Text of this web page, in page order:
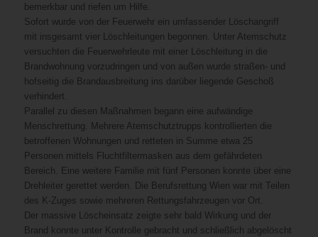
bemerkbar und riefen um Hilfe.
Sofort wurde von der Feuerwehr ein umfassender Löschangriff
mit insgesamt vier Löschleitungen begonnen. Unter Atemschutz
versuchten die Feuerwehrleute mit einer Löschleitung in die
Brandwohnung vorzudringen und von außen wurde straßen- und
hofseitig die Brandausbreitung ins darüber liegende Geschoß
verhindert.
Parallel zu diesen Maßnahmen begann eine aufwändige
Menschrettung. Mehrere Atemschutztrupps kontrollierten die
betroffenen Wohnungen und retteten in Summe etwa 25
Personen mittels Fluchtfiltermasken aus dem gefährdeten
Bereich. Eine weitere Familie mit fünf Personen konnte über eine
Drehleiter gerettet werden. Die Berufsrettung Wien war mit Teilen
des K-Zuges sowie mehreren Rettungsfahrzeugen vor Ort.
Der massive Löscheinsatz zeigte sehr bald Wirkung und der
Brand konnte unter Kontrolle gebracht und schließlich abgelöscht